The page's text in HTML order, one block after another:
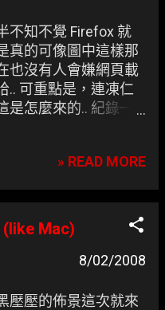
不知不覺 Firefox 就
真的可像圖中這樣那
也沒有人會嫌網頁載
.. 可重點是，連凍仁
是怎麼來的.. 紀錄一
» READ MORE
Mac)
8/02/2008
壓壓的佈景這次就來